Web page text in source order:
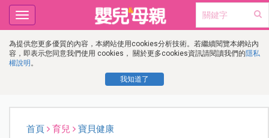
為提供您更多優質的內容，本網站使用cookies分析技術。若繼續閱覽本網站內
容，即表示您同意我們使用 cookies， 關於更多cookies資訊請閱讀我們的隱私
權說明 。
我知道了
Toggle
navigation
首頁 育兒 寶貝健康